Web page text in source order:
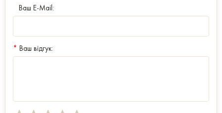
Ваш E-Mail:
* Ваш відгук: